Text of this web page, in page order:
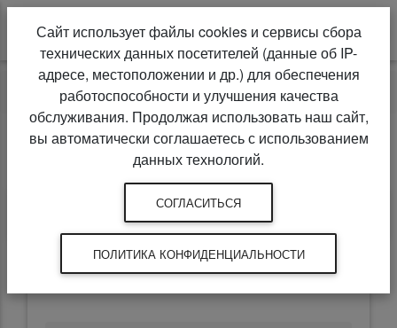
Ковролин Condor Split
Condor Split
Характеристики
20
Сайт использует файлы cookies и сервисы сбора
технических данных посетителей (данные об IP-
адресе, местоположении и др.) для обеспечения
работоспособности и улучшения качества
обслуживания. Продолжая использовать наш сайт,
вы автоматически соглашаетесь с использованием
данных технологий.
СОГЛАСИТЬСЯ
ПОЛИТИКА КОНФИДЕНЦИАЛЬНОСТИ